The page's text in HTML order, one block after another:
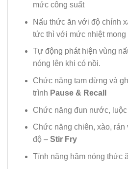
mức công suất
Nấu thức ăn với độ chính
tức thì với mức nhiệt mong
Tự động phát hiện vùng
nóng lên khi có nồi.
Chức năng tạm dừng và
trình Pause & Recall
Chức năng đun nước, luộc
Chức năng chiên, xào,
độ – Stir Fry
Tính năng hâm nóng thức